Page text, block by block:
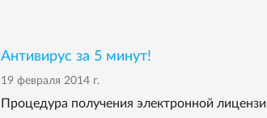
Антивирус за 5 минут!
19 февраля 2014 г.
Процедура получения электронной